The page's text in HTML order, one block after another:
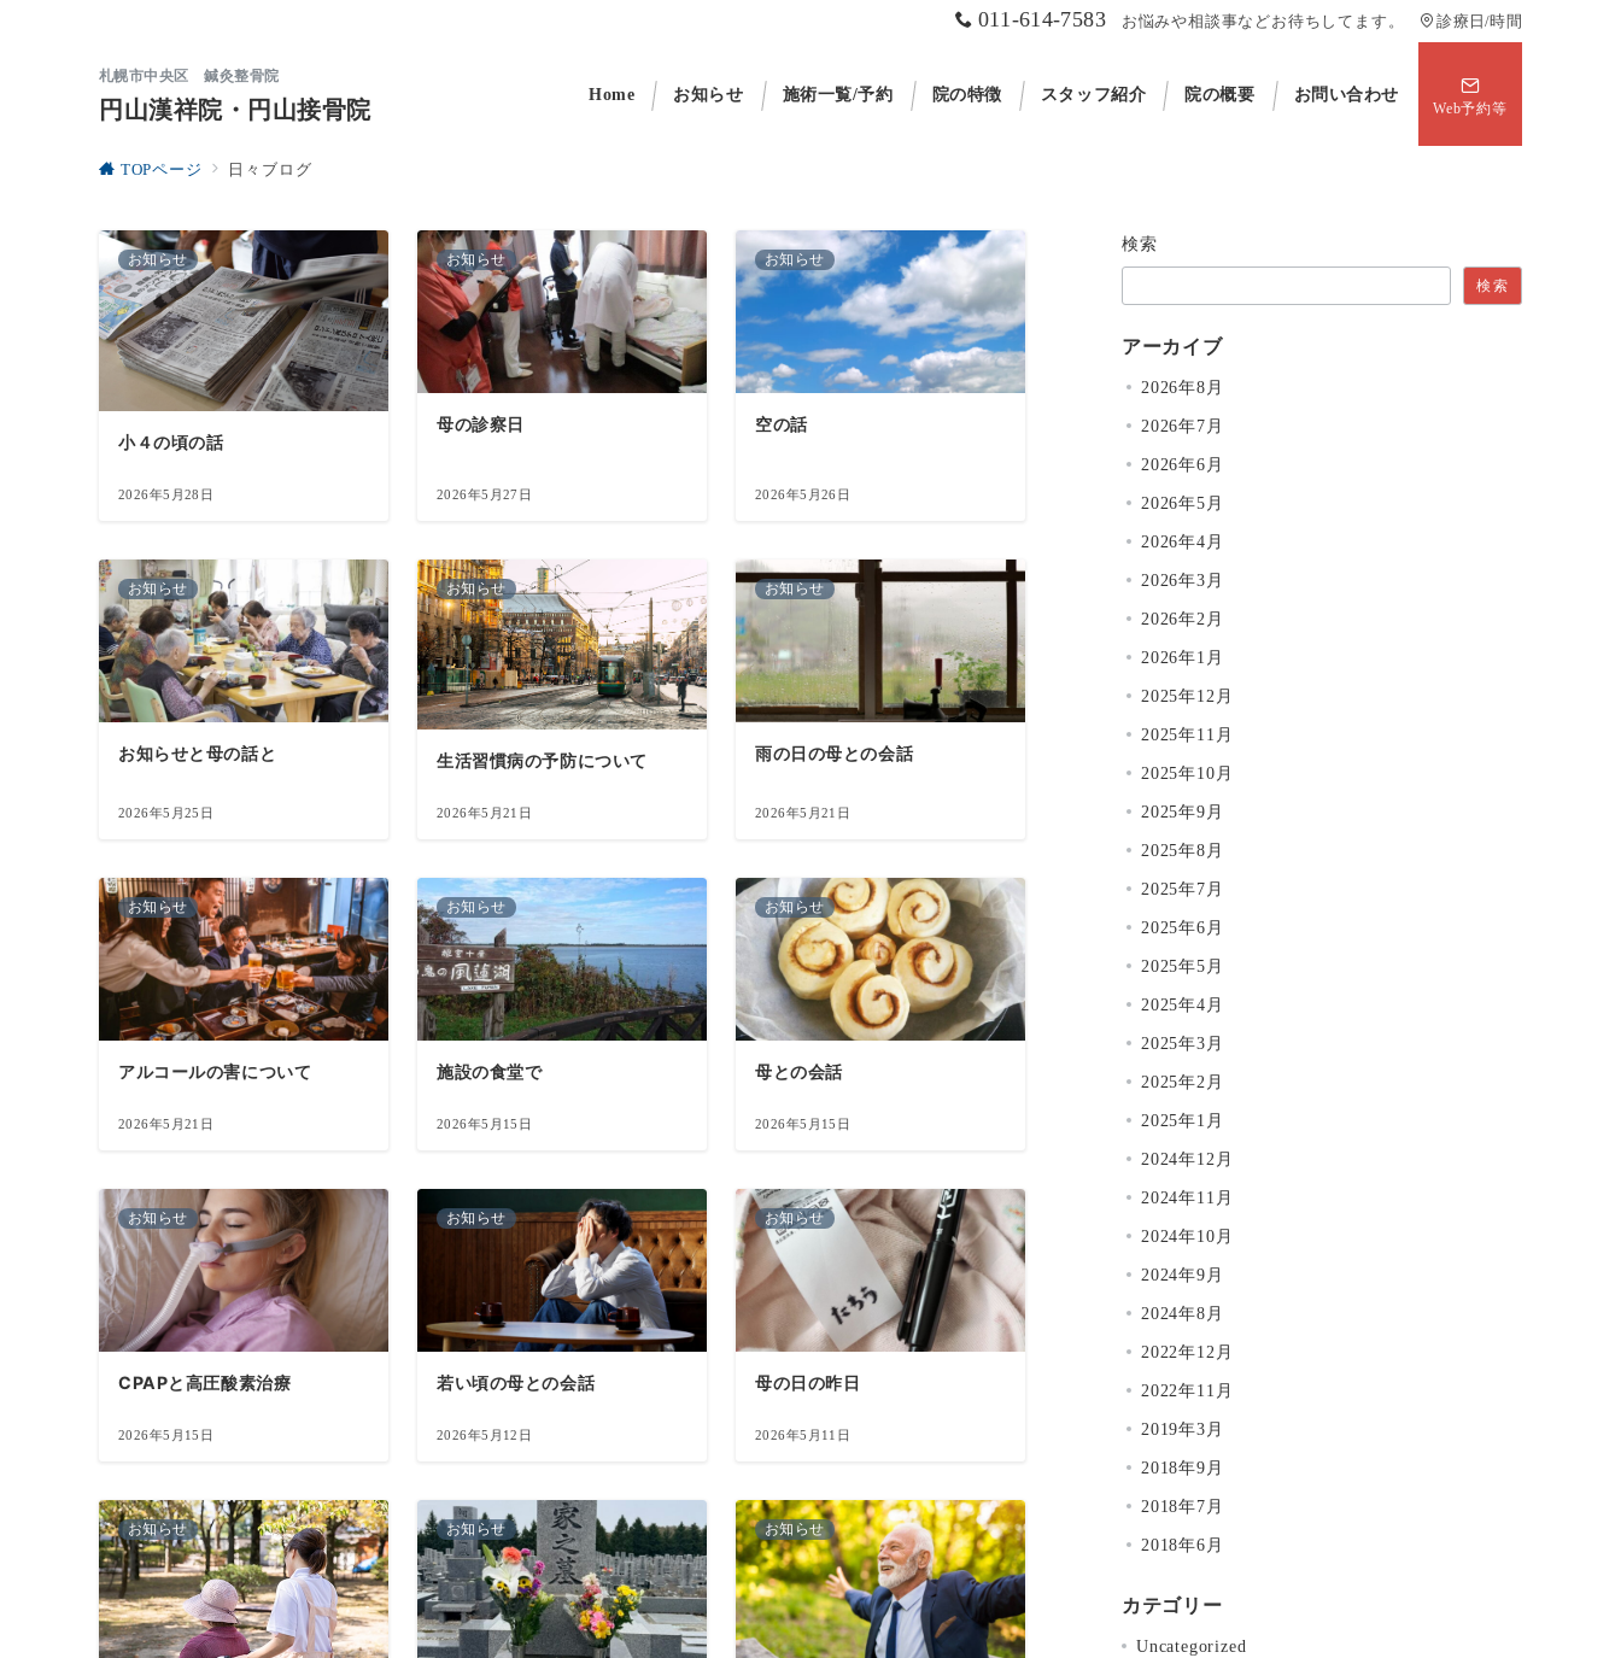
011-614-7583 お悩みや相談事などお待ちしてます。 診療日/時間
札幌市中央区 鍼灸整骨院
円山漢祥院・円山接骨院
Home お知らせ 施術一覧/予約 院の特徴 スタッフ紹介 院の概要 お問い合わせ
Web予約等
TOPページ 日々ブログ
お知らせ
小４の頃の話
2026年5月28日
お知らせ
母の診察日
2026年5月27日
お知らせ
空の話
2026年5月26日
お知らせ
お知らせと母の話と
2026年5月25日
お知らせ
生活習慣病の予防について
2026年5月21日
お知らせ
雨の日の母との会話
2026年5月21日
お知らせ
アルコールの害について
2026年5月21日
お知らせ
施設の食堂で
2026年5月15日
お知らせ
母との会話
2026年5月15日
お知らせ
CPAPと高圧酸素治療
2026年5月15日
お知らせ
若い頃の母との会話
2026年5月12日
お知らせ
母の日の昨日
2026年5月11日
お知らせ お知らせ お知らせ
検索
検索
アーカイブ
2026年8月
2026年7月
2026年6月
2026年5月
2026年4月
2026年3月
2026年2月
2026年1月
2025年12月
2025年11月
2025年10月
2025年9月
2025年8月
2025年7月
2025年6月
2025年5月
2025年4月
2025年3月
2025年2月
2025年1月
2024年12月
2024年11月
2024年10月
2024年9月
2024年8月
2022年12月
2022年11月
2019年3月
2018年9月
2018年7月
2018年6月
カテゴリー
Uncategorized